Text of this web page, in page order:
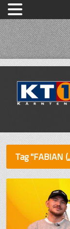
Tag "FABIAN